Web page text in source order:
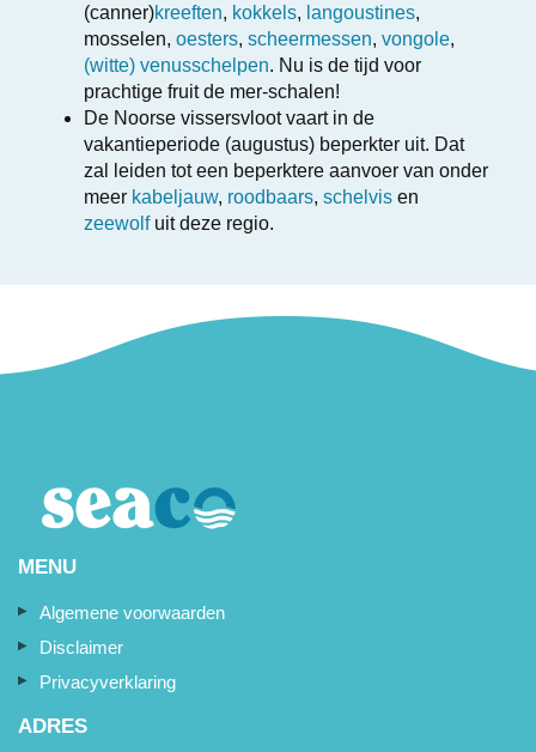
(canner)kreeften, kokkels, langoustines,
mosselen, oesters, scheermessen, vongole,
(witte) venusschelpen. Nu is de tijd voor
prachtige fruit de mer-schalen!
De Noorse vissersvloot vaart in de
vakantieperiode (augustus) beperkter uit. Dat
zal leiden tot een beperktere aanvoer van onder
meer kabeljauw, roodbaars, schelvis en
zeewolfuit deze regio.
MENU
Algemene voorwaarden
Disclaimer
Privacyverklaring
ADRES